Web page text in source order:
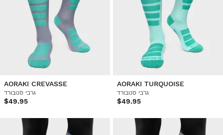
AORAKI CREVASSE
גרבי סנובורד
$49.95
AORAKI TURQUOISE
גרבי סנובורד
$49.95